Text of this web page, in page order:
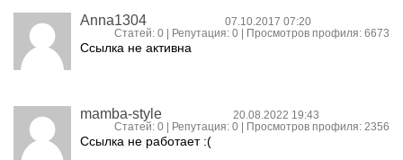
Anna1304
07.10.2017 07:20
Статей: 0 | Репутация: 0 | Просмотров профиля: 6673
Ссылка не активна
mamba-style
20.08.2022 19:43
Статей: 0 | Репутация: 0 | Просмотров профиля: 2356
Ссылка не работает :(